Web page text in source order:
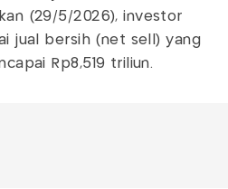
(29/5/2026), investor
jual bersih (net sell) yang
Rp8,519 triliun.